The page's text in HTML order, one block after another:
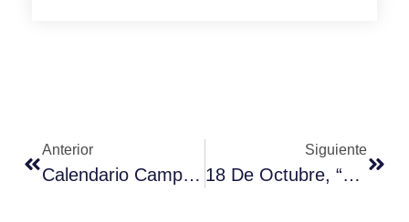
Anterior
Calendario Campeonatos Autonómicos De Baristas 2017
Siguiente
18 De Octubre, “Día Del Café” En Vendibérica